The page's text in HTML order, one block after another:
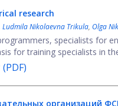
research
Ludmila Nikolaevna Trikula, Olga
specialists for
for training specialists in
организаций